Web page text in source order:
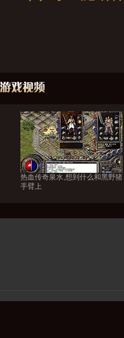
热血传奇泉水,想到什么和黑野猪
手臂上